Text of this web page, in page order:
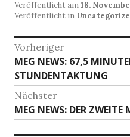
Veröffentlicht am18.
Veröffentlicht in
Vorheriger
Vorheriger
Beitrag:
MEG NEWS: 67,5
STUNDENTAKTUNG
Nächster
Nächster
Beitrag:
MEG NEWS: DER ZWEITE